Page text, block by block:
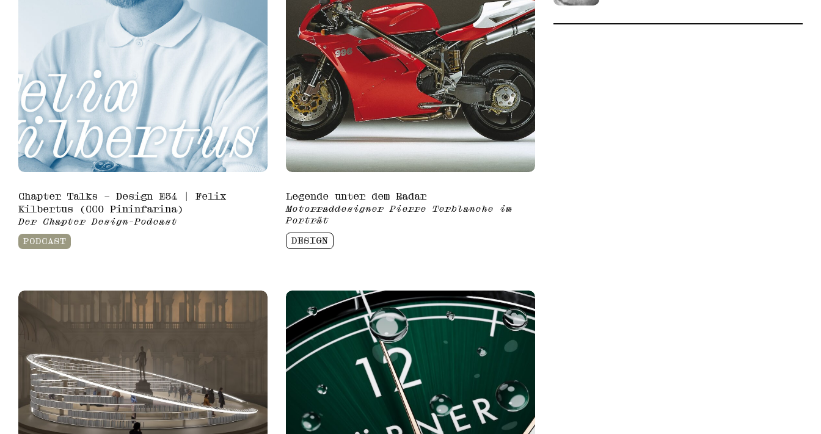
Chapter Talks – Design E34 | Felix
Kilbertus (CCO Pininfarina)
Der Chapter Design-Podcast
PODCAST
Legende unter dem Radar
Motorraddesigner Pierre Terblanche im
Porträt
DESIGN